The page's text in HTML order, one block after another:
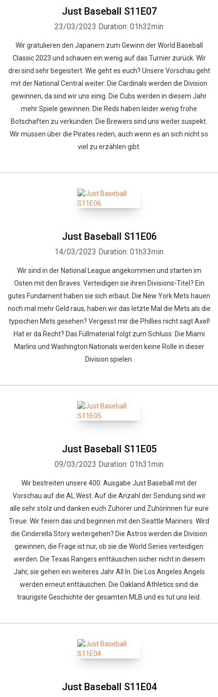
Just Baseball S11E07
23/03/2023 Duration: 01h32min
Wir gratulieren den Japanern zum Gewinn der World Baseball
Classic 2023 und schauen ein wenig auf das Turnier zurück. Wir
drei sind sehr begeistert. Wie geht es euch? Unsere Vorschau geht
mit der National Central weiter: Die Cardinals werden die Division
gewinnen, da sind wir uns einig. Die Cubs werden in diesem Jahr
mehr Spiele gewinnen. Die Reds haben leider wenig frohe
Botschaften zu verkünden. Die Brewers sind uns weiter suspekt.
Wir müssen über die Pirates reden, auch wenn es an sich nicht so
viel zu erzählen gibt.
Just Baseball S11E06
14/03/2023 Duration: 01h33min
Wir sind in der National League angekommen und starten im
Osten mit den Braves. Verteidigen sie ihren Divisions-Titel? Ein
gutes Fundament haben sie sich erbaut. Die New York Mets hauen
noch mal mehr Geld raus, haben wir das letzte Mal die Mets als die
typischen Mets gesehen? Vergesst mir die Phillies nicht sagt Axel!
Hat er da Recht? Das Füllmaterial folgt zum Schluss: Die Miami
Marlins und Washington Nationals werden keine Rolle in dieser
Division spielen.
Just Baseball S11E05
09/03/2023 Duration: 01h31min
Wir bestreiten unsere 400. Ausgabe Just Baseball mit der
Vorschau auf die AL West. Auf die Anzahl der Sendung sind wir
alle sehr stolz und danken euch Zuhörer und Zuhörinnen für eure
Treue. Wir feiern das und beginnen mit den Seattle Mariners. Wird
die Cinderella Story weitergehen? Die Astros werden die Division
gewinnen, die Frage ist nur, ob sie die World Series verteidigen
werden. Die Texas Rangers enttäuschen sicher nicht in diesem
Jahr, sie gehen ein weiteres Jahr All In. Die Los Angeles Angels
werden erneut enttäuschen. Die Oakland Athletics sind die
traurigste Geschichte der gesamten MLB und es tut uns leid.
Just Baseball S11E04